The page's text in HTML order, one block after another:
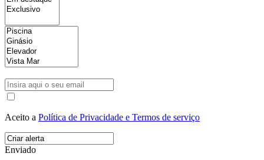
Aceito a Política de Privacidade e Termos de serviço
Enviado